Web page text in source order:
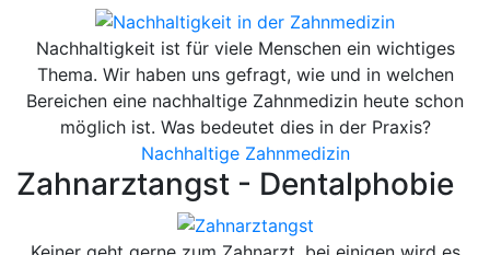
Nachhaltigkeit ist für viele Menschen ein wichtiges
Thema. Wir haben uns gefragt, wie und in welchen
Bereichen eine nachhaltige Zahnmedizin heute schon
möglich ist. Was bedeutet dies in der Praxis?
Nachhaltige Zahnmedizin
Zahnarztangst - Dentalphobie